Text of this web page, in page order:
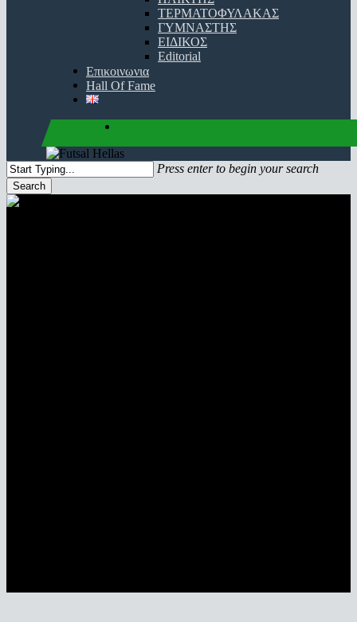
ΤΕΡΜΑΤΟΦΥΛΑΚΑΣ
ΓΥΜΝΑΣΤΗΣ
ΕΙΔΙΚΟΣ
Editorial
Επικοινωνια
Hall Of Fame
Press enter to begin your search
Search
Close